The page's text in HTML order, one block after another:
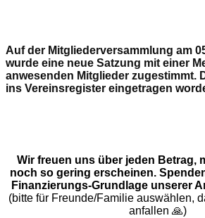
Auf der Mitgliederversammlung am
wurde eine neue Satzung mit einer
anwesenden Mitglieder zugestimmt.
ins Vereinsregister eingetragen
Wir freuen uns über jeden Betrag,
noch so gering erscheinen.
Finanzierungs-Grundlage unserer
(bitte für Freunde/Familie auswählen,
anfallen 🙏)